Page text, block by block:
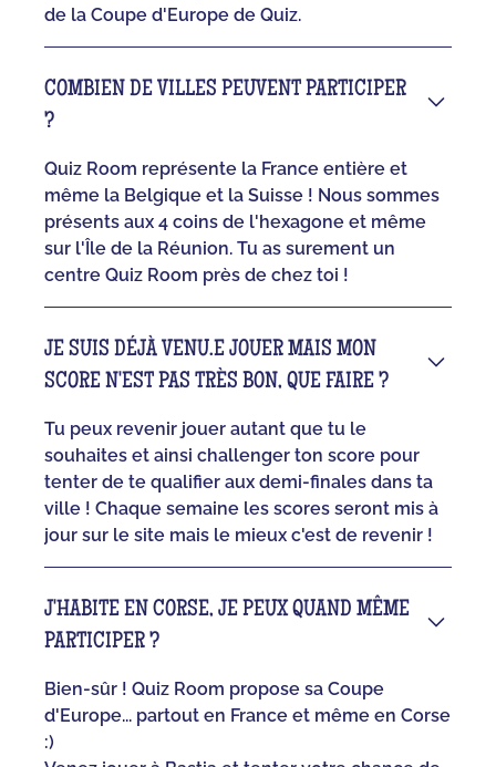
de la Coupe d'Europe de Quiz.
COMBIEN DE VILLES PEUVENT PARTICIPER
?
Quiz Room représente la France entière et
même la Belgique et la Suisse ! Nous sommes
présents aux 4 coins de l'hexagone et même
sur l'Île de la Réunion. Tu as surement un
centre Quiz Room près de chez toi !
JE SUIS DÉJÀ VENU.E JOUER MAIS MON
SCORE N'EST PAS TRÈS BON, QUE FAIRE ?
Tu peux revenir jouer autant que tu le
souhaites et ainsi challenger ton score pour
tenter de te qualifier aux demi-finales dans ta
ville ! Chaque semaine les scores seront mis à
jour sur le site mais le mieux c'est de revenir !
J'HABITE EN CORSE, JE PEUX QUAND MÊME
PARTICIPER ?
Bien-sûr ! Quiz Room propose sa Coupe
d'Europe... partout en France et même en Corse
:)